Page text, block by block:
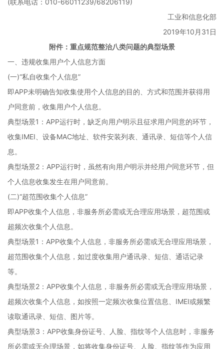
(联系电话：010-66011239/68206119)
工业和信息化部
2019年10月31日
附件：重点规范整治八类问题的典型场景
一、违规收集用户个人信息方面
(一)“私自收集个人信息”
即APP未明确告知收集使用个人信息的目的、方式和范围并获得用
户同意前，收集用户个人信息。
典型场景1：APP运行时，缺乏向用户明示且征求用户同意的环节，
收集IMEI、设备MAC地址、软件安装列表、通讯录、短信等个人信
息。
典型场景2：APP运行时，虽然有向用户明示并经用户同意环节，但
个人信息收集发生在用户同意前。
(二)“超范围收集个人信息”
即APP收集个人信息，非服务所必需或无合理应用场景，超范围或
超频次收集个人信息。
典型场景1：APP收集个人信息，非服务所必需或无合理应用场景，
超范围收集个人信息，如过度收集用户通讯录、短信、通话记录
等。
典型场景2：APP收集个人信息，非服务所必需或无合理应用场景，
超频次收集个人信息，如按照一定频次收集位置信息、IMEI或频繁
读取通讯录、短信、图片等。
典型场景3：APP收集身份证号、人脸、指纹等个人信息时，非服务
所必需或无合理场景，如将收集身份证号、人脸、指纹等作为应用